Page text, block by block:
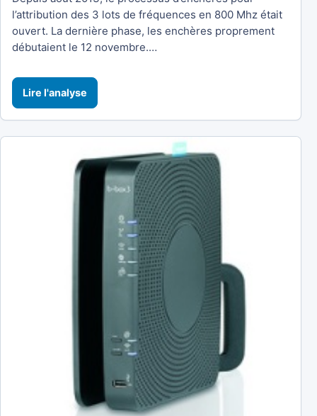
l’attribution des 3 lots de fréquences en 800 Mhz était
ouvert. La dernière phase, les enchères proprement
débutaient le 12 novembre.…
Lire l'analyse